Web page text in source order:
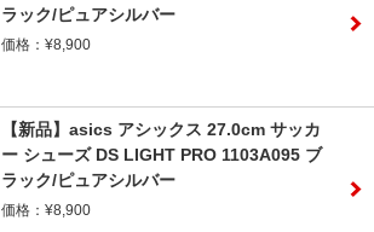
ラック/ピュアシルバー
価格：¥8,900
【新品】asics アシックス 27.0cm サッカ
ー シューズ DS LIGHT PRO 1103A095 ブ
ラック/ピュアシルバー
価格：¥8,900